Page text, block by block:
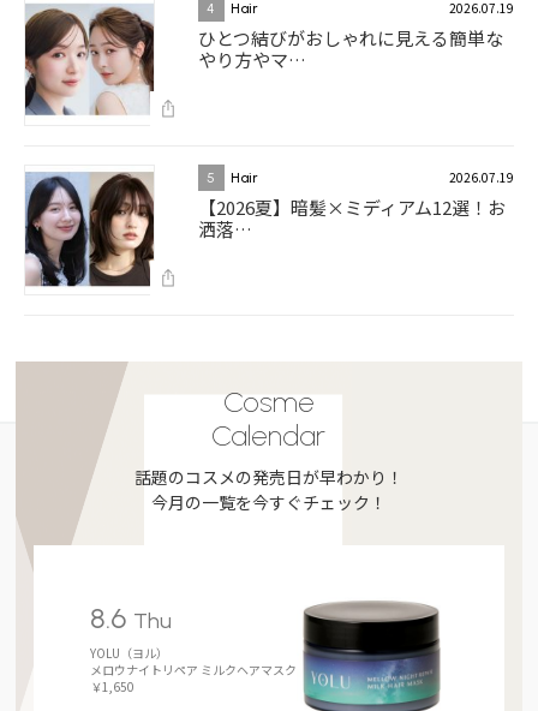
4 Hair 2026.07.19
ひとつ結びがおしゃれに見える簡単な
やり方やマ…
5 Hair 2026.07.19
【2026夏】暗髪×ミディアム12選！お
洒落…
Cosme
Calendar
話題のコスメの発売日が早わかり！
今月の一覧を今すぐチェック！
8.6 Thu
YOLU（ヨル）
メロウナイトリペア ミルクヘアマスク
￥1,650